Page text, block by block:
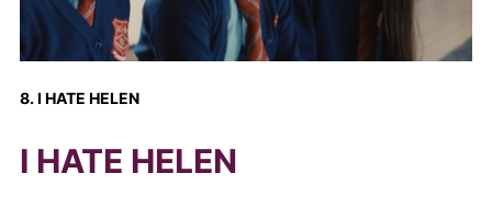
8. I HATE HELEN
I HATE HELEN